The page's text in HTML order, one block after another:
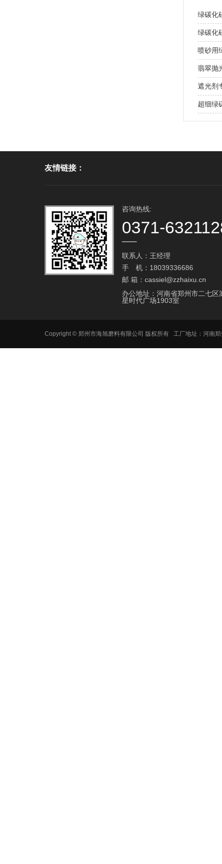
绿碳化
绿碳化
喷砂用
翡翠抛
遮光剂
超细绿
友情链接：
咨询热线:
0371-
联系人：王经理
手 机：18039336686
邮 箱：cassiel@zzhaixu.cn
办公地址：河南省郑州市二七区
星时代广场1903室
Copyright © 郑州市海旭磨料有限公司 版权所有 工厂地址：河